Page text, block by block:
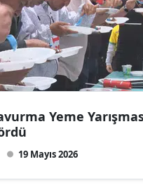
Yeme
19 Mayıs 2026